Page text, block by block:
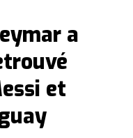
a
et